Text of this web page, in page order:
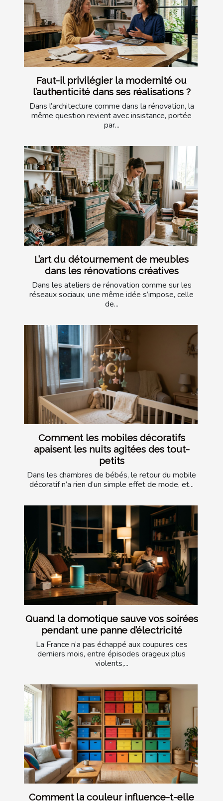
Faut-il privilégier la modernité ou
l’authenticité dans ses réalisations ?
Dans l’architecture comme dans la rénovation, la
même question revient avec insistance, portée
par...
L’art du détournement de meubles
dans les rénovations créatives
Dans les ateliers de rénovation comme sur les
réseaux sociaux, une même idée s’impose, celle
de...
Comment les mobiles décoratifs
apaisent les nuits agitées des tout-
petits
Dans les chambres de bébés, le retour du mobile
décoratif n’a rien d’un simple effet de mode, et...
Quand la domotique sauve vos soirées
pendant une panne d’électricité
La France n’a pas échappé aux coupures ces
derniers mois, entre épisodes orageux plus
violents,...
Comment la couleur influence-t-elle